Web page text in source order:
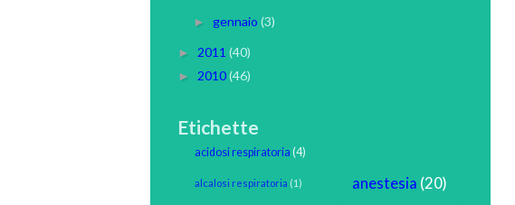
► gennaio (3)
► 2011 (40)
► 2010(46)
Etichette
acidosi respiratoria (4)
alcalosi respiratoria (1) anestesia (20)